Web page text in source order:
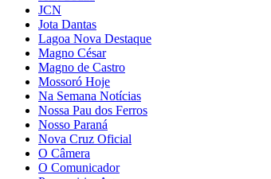
JCN
Jota Dantas
Lagoa Nova Destaque
Magno César
Magno de Castro
Mossoró Hoje
Na Semana Notícias
Nossa Pau dos Ferros
Nosso Paraná
Nova Cruz Oficial
O Câmera
O Comunicador